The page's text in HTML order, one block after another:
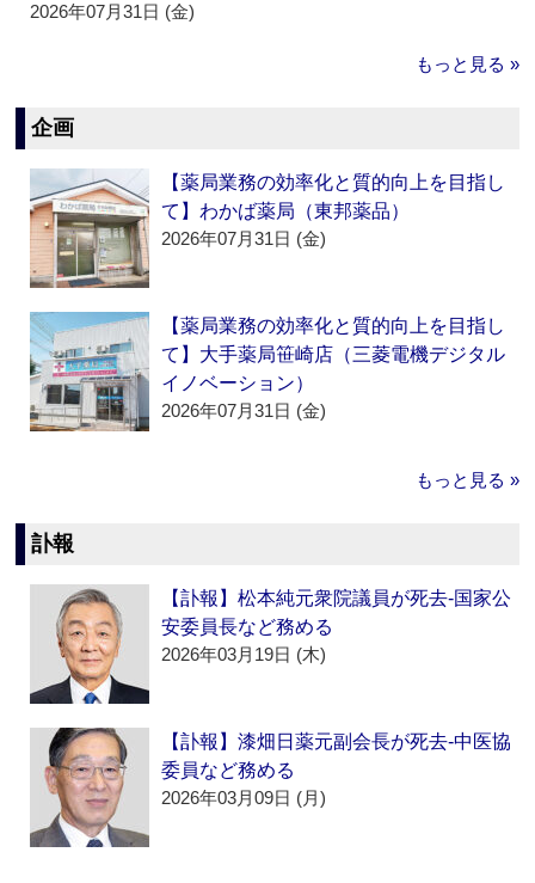
2026年07月31日 (金)
もっと見る »
企画
【薬局業務の効率化と質的向上を目指し
て】わかば薬局（東邦薬品）
2026年07月31日 (金)
【薬局業務の効率化と質的向上を目指し
て】大手薬局笹崎店（三菱電機デジタル
イノベーション）
2026年07月31日 (金)
もっと見る »
訃報
【訃報】松本純元衆院議員が死去‐国家公
安委員長など務める
2026年03月19日 (木)
【訃報】漆畑日薬元副会長が死去‐中医協
委員など務める
2026年03月09日 (月)